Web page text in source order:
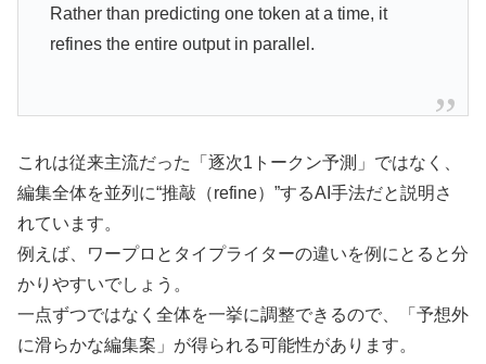
Rather than predicting one token at a time, it
refines the entire output in parallel.
これは従来主流だった「逐次1トークン予測」ではなく、
編集全体を並列に“推敲（refine）”するAI手法だと説明さ
れています。
例えば、ワープロとタイプライターの違いを例にとると分
かりやすいでしょう。
一点ずつではなく全体を一挙に調整できるので、「予想外
に滑らかな編集案」が得られる可能性があります。